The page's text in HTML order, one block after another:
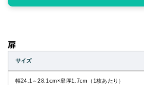
扉
サイズ
幅24.1～28.1cm×扉厚1.7cm（1枚あたり）